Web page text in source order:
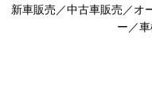
新車販売／中古車販売／オ
ー／